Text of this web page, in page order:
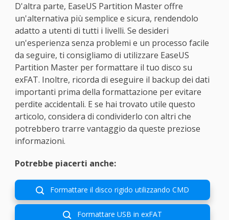
D'altra parte, EaseUS Partition Master offre
un'alternativa più semplice e sicura, rendendolo
adatto a utenti di tutti i livelli. Se desideri
un'esperienza senza problemi e un processo facile
da seguire, ti consigliamo di utilizzare EaseUS
Partition Master per formattare il tuo disco su
exFAT. Inoltre, ricorda di eseguire il backup dei dati
importanti prima della formattazione per evitare
perdite accidentali. E se hai trovato utile questo
articolo, considera di condividerlo con altri che
potrebbero trarre vantaggio da queste preziose
informazioni.
Potrebbe piacerti anche:
 Formattare il disco rigido utilizzando CMD
 Formattare USB in exFAT